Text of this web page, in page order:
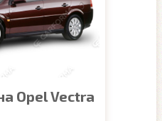
Opel Vectra